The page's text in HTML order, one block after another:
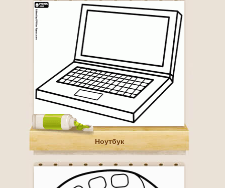
Ноутбук